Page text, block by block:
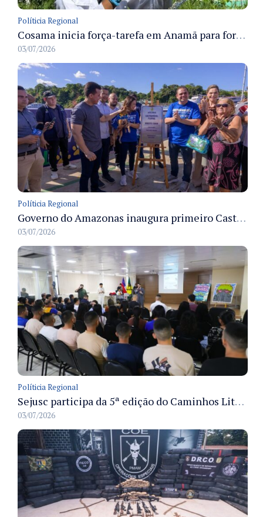
Políticia Regional
Cosama inicia força-tarefa em Anamã para fortalecer abastecimento de água e segurança hídrica da população
03/07/2026
Políticia Regional
Governo do Amazonas inaugura primeiro Castramóvel Fluvial para atendimento veterinário às comunidades ribeirinhas e castração gratuita
03/07/2026
Políticia Regional
Sejusc participa da 5ª edição do Caminhos Literários com foco na cultura hip-hop nas unidades socioeducativas
03/07/2026